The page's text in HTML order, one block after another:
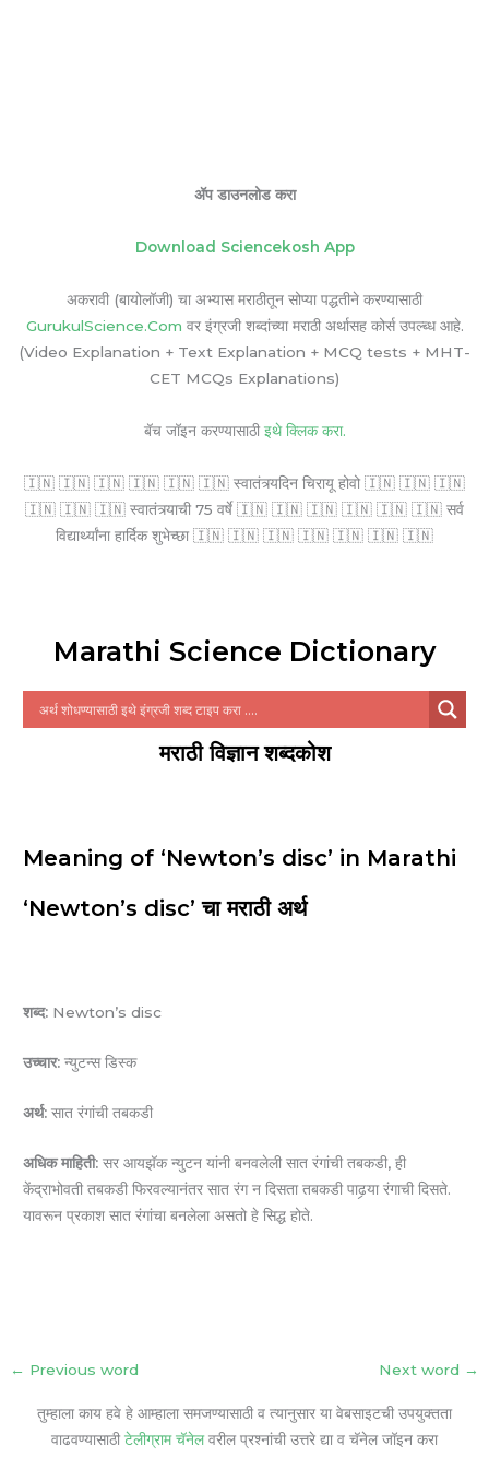
ॲप डाउनलोड करा
Download Sciencekosh App
अकरावी (बायोलॉजी) चा अभ्यास मराठीतून सोप्या पद्धतीने करण्यासाठी
GurukulScience.Com वर इंग्रजी शब्दांच्या मराठी अर्थासह कोर्स उपल्ब्ध आहे.
(Video Explanation + Text Explanation + MCQ tests + MHT-
CET MCQs Explanations)
बॅच जॉइन करण्यासाठी इथे क्लिक करा.
🇮🇳 🇮🇳 🇮🇳 🇮🇳 🇮🇳 🇮🇳 स्वातंत्र्यदिन चिरायू होवो 🇮🇳 🇮🇳 🇮🇳
🇮🇳 🇮🇳 🇮🇳 स्वातंत्र्याची 75 वर्षे 🇮🇳 🇮🇳 🇮🇳 🇮🇳 🇮🇳 🇮🇳 सर्व
विद्यार्थ्यांना हार्दिक शुभेच्छा 🇮🇳 🇮🇳 🇮🇳 🇮🇳 🇮🇳 🇮🇳 🇮🇳
Marathi Science Dictionary
मराठी विज्ञान शब्दकोश
Meaning of ‘Newton’s disc’ in Marathi
‘Newton’s disc’ चा मराठी अर्थ
शब्द: Newton’s disc
उच्चार: न्युटन्स डिस्क
अर्थ: सात रंगांची तबकडी
अधिक माहिती: सर आयझॅक न्युटन यांनी बनवलेली सात रंगांची तबकडी, ही
केंद्राभोवती तबकडी फिरवल्यानंतर सात रंग न दिसता तबकडी पाढर्‍या रंगाची दिसते.
यावरून प्रकाश सात रंगांचा बनलेला असतो हे सिद्ध होते.
← Previous word Next word →
तुम्हाला काय हवे हे आम्हाला समजण्यासाठी व त्यानुसार या वेबसाइटची उपयुक्तता
वाढवण्यासाठी टेलीग्राम चॅनेलवरील प्रश्नांची उत्तरे द्या व चॅनेल जॉइन करा